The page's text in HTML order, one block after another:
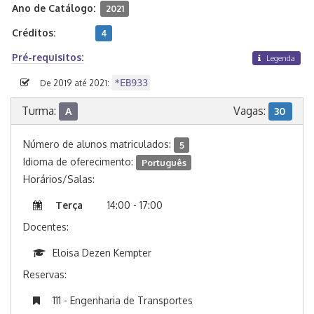
Ano de Catálogo: 2021
Créditos: 4
Pré-requisitos: Legenda
De 2019 até 2021: *EB933
Turma: A Vagas: 30
Número de alunos matriculados: 5
Idioma de oferecimento: Português
Horários/Salas:
Terça
14:00 - 17:00
Docentes:
Eloisa Dezen Kempter
Reservas:
111 - Engenharia de Transportes